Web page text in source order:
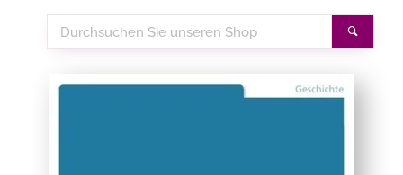
Durchsuchen
Sie
Shop